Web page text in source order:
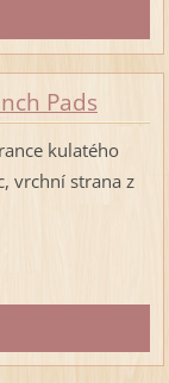
Pads
kulatého
vrchní strana z